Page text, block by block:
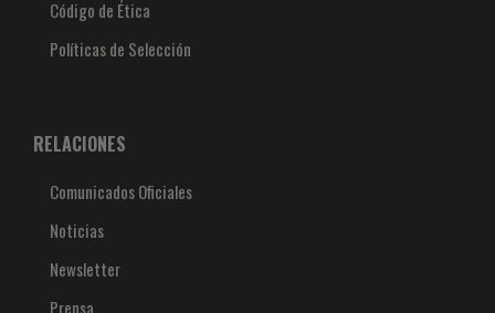
Código de Ética
Políticas de Selección
RELACIONES
Comunicados Oficiales
Noticias
Newsletter
Prensa